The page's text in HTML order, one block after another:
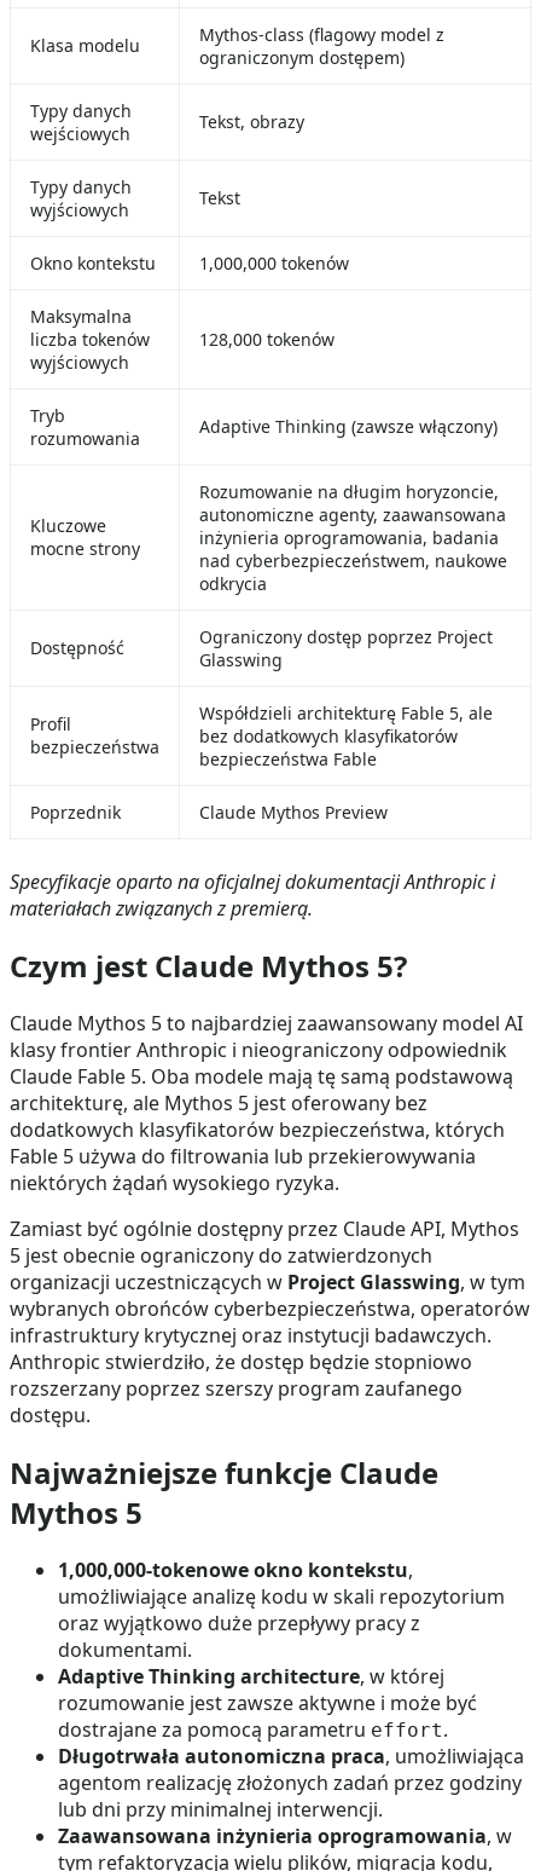
Klasa modelu
Mythos-class (flagowy model z
ograniczonym dostępem)
Typy danych
wejściowych
Tekst, obrazy
Typy danych
wyjściowych
Tekst
Okno kontekstu 1,000,000 tokenów
Maksymalna
liczba tokenów
wyjściowych
128,000 tokenów
Tryb
rozumowania
Adaptive Thinking (zawsze włączony)
Kluczowe
mocne strony
Rozumowanie na długim horyzoncie,
autonomiczne agenty, zaawansowana
inżynieria oprogramowania, badania
nad cyberbezpieczeństwem, naukowe
odkrycia
Dostępność
Ograniczony dostęp poprzez Project
Glasswing
Profil
bezpieczeństwa
Współdzieli architekturę Fable 5, ale
bez dodatkowych klasyfikatorów
bezpieczeństwa Fable
Poprzednik Claude Mythos Preview
Specyfikacje oparto na oficjalnej dokumentacji Anthropic i
materiałach związanych z premierą.
Czym jest Claude Mythos 5?
Claude Mythos 5 to najbardziej zaawansowany model AI
klasy frontier Anthropic i nieograniczony odpowiednik
Claude Fable 5. Oba modele mają tę samą podstawową
architekturę, ale Mythos 5 jest oferowany bez
dodatkowych klasyfikatorów bezpieczeństwa, których
Fable 5 używa do filtrowania lub przekierowywania
niektórych żądań wysokiego ryzyka.
Zamiast być ogólnie dostępny przez Claude API, Mythos
5 jest obecnie ograniczony do zatwierdzonych
organizacji uczestniczących w Project Glasswing, w tym
wybranych obrońców cyberbezpieczeństwa, operatorów
infrastruktury krytycznej oraz instytucji badawczych.
Anthropic stwierdziło, że dostęp będzie stopniowo
rozszerzany poprzez szerszy program zaufanego
dostępu.
Najważniejsze funkcje Claude
Mythos 5
1,000,000-tokenowe okno kontekstu,
umożliwiające analizę kodu w skali repozytorium
oraz wyjątkowo duże przepływy pracy z
dokumentami.
Adaptive Thinking architecture, w której
rozumowanie jest zawsze aktywne i może być
dostrajane za pomocą parametru effort.
Długotrwała autonomiczna praca, umożliwiająca
agentom realizację złożonych zadań przez godziny
lub dni przy minimalnej interwencji.
Zaawansowana inżynieria oprogramowania, w
tym refaktoryzacja wielu plików, migracja kodu,